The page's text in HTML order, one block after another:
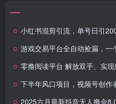
小红书混剪引流，单号日引200+宝
游戏交易平台全自动捡漏，一个手机月入
零撸阅读平台 解放双手、实
下半年风口项目，视频号创作者计划+视频
2025六月最新抖音无人撸金8.0.最新